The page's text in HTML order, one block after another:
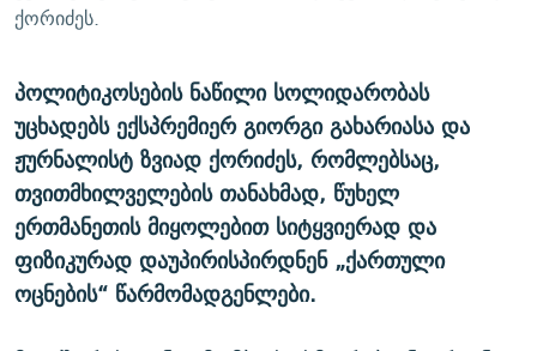
ПРИВЕТ ᲙᲣᲚᲢᲣᲠᲐ
ქორიძეს.
პოლიტიკოსების ნაწილი სოლიდარობას
უცხადებს ექსპრემიერ გიორგი გახარიასა და
ჟურნალისტ ზვიად ქორიძეს, რომლებსაც,
თვითმხილველების თანახმად, წუხელ
ერთმანეთის მიყოლებით სიტყვიერად და
ფიზიკურად დაუპირისპირდნენ „ქართული
ოცნების“ წარმომადგენლები.